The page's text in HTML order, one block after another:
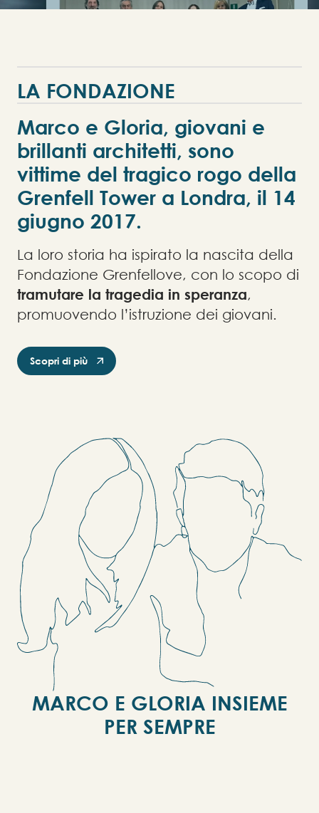
LA FONDAZIONE
Marco e Gloria, giovani e
brillanti architetti, sono
vittime del tragico rogo della
Grenfell Tower a Londra, il 14
giugno 2017.
La loro storia ha ispirato la nascita della
Fondazione Grenfellove, con lo scopo di
tramutare la tragedia in speranza,
promuovendo l’istruzione dei giovani.
Scopri di più
MARCO E GLORIA INSIEME
PER SEMPRE